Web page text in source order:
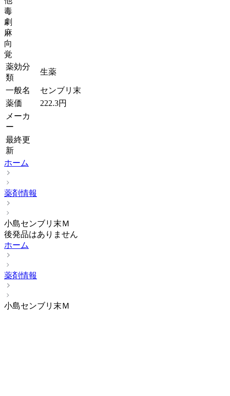
毒
劇
麻
向
覚
薬効分
類
生薬
一般名
センブリ末
薬価
222.3円
メーカ
ー
最終更
新
ホーム
薬剤情報
小島センブリ末Ｍ
後発品はありません
ホーム
薬剤情報
小島センブリ末Ｍ